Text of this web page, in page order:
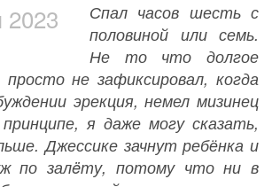
2023
Спал часов шесть с
половиной или семь.
Не то что долгое
не зафиксировал, когда
эрекция, немел мизинец
я даже могу сказать,
Джессике зачнут ребёнка и
по залëту, потому что ни в